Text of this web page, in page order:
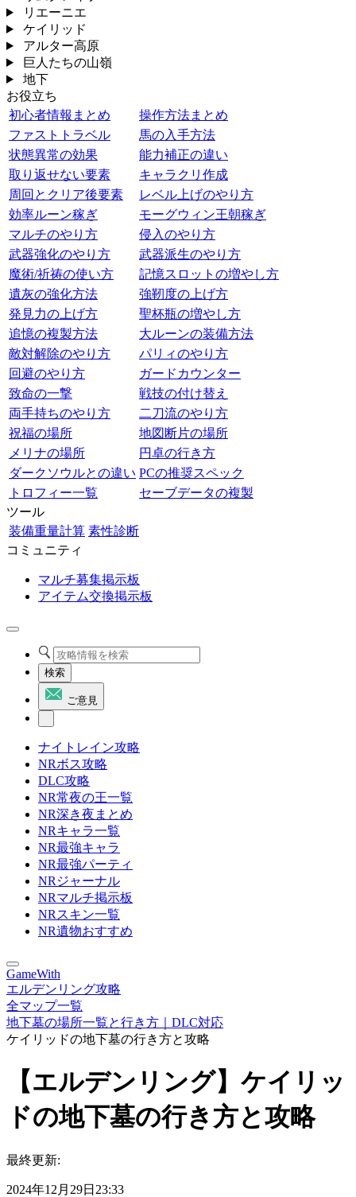
リエーニエ
ケイリッド
アルター高原
巨人たちの山嶺
地下
お役立ち
初心者情報まとめ
操作方法まとめ
ファストトラベル
馬の入手方法
状態異常の効果
能力補正の違い
取り返せない要素
キャラクリ作成
周回とクリア後要素
レベル上げのやり方
効率ルーン稼ぎ
モーグウィン王朝稼ぎ
マルチのやり方
侵入のやり方
武器強化のやり方
武器派生のやり方
魔術/祈祷の使い方
記憶スロットの増やし方
遺灰の強化方法
強靭度の上げ方
発見力の上げ方
聖杯瓶の増やし方
追憶の複製方法
大ルーンの装備方法
敵対解除のやり方
パリィのやり方
回避のやり方
ガードカウンター
致命の一撃
戦技の付け替え
両手持ちのやり方
二刀流のやり方
祝福の場所
地図断片の場所
メリナの場所
円卓の行き方
ダークソウルとの違い PCの推奨スペック
トロフィー一覧
セーブデータの複製
ツール
装備重量計算 素性診断
コミュニティ
マルチ募集掲示板
アイテム交換掲示板
検索
ご意見
ナイトレイン攻略
NRボス攻略
DLC攻略
NR常夜の王一覧
NR深き夜まとめ
NRキャラ一覧
NR最強キャラ
NR最強パーティ
NRジャーナル
NRマルチ掲示板
NRスキン一覧
NR遺物おすすめ
GameWith
エルデンリング攻略
全マップ一覧
地下墓の場所一覧と行き方｜DLC対応
ケイリッドの地下墓の行き方と攻略
【エルデンリング】ケイリッ
ドの地下墓の行き方と攻略
最終更新:
2024年12月29日23:33